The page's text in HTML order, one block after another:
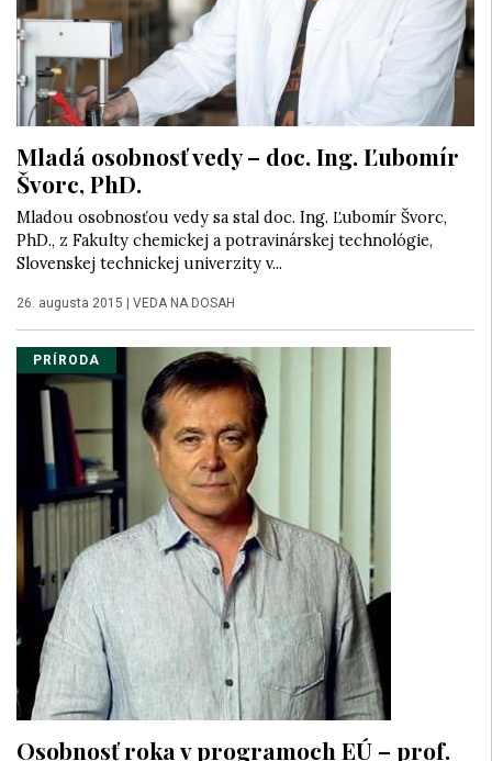
Mladá osobnosť vedy – doc. Ing. Ľubomír
Švorc, PhD.
Mladou osobnosťou vedy sa stal doc. Ing. Ľubomír Švorc,
PhD., z Fakulty chemickej a potravinárskej technológie,
Slovenskej technickej univerzity v...
26. augusta 2015 | VEDA NA DOSAH
PRÍRODA
Osobnosť roka v programoch EÚ – prof.